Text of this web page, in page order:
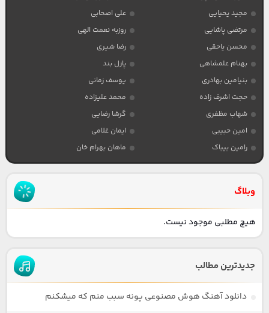
مجید یحیایی
علی اصحابی
مرتضی پاشایی
روزبه نعمت الهی
محسن یاحقی
رضا شیری
بهنام علمشاهی
پازل بند
بنیامین بهادری
یوسف زمانی
حجت اشرف زاده
محمد علیزاده
شهاب مظفری
گرشا رضایی
امین حبیبی
ایمان غلامی
رامین بیباک
ماهان بهرام خان
وبلاگ
هیچ مطلبی موجود نیست.
جدیدترین مطالب
دانلود آهنگ هوش مصنوعی پونه سبب منم که میشکنم